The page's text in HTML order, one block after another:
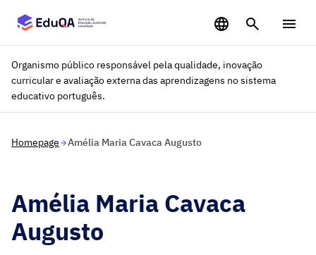
Organismo público responsável pela qualidade, inovação
curricular e avaliação externa das aprendizagens no sistema
educativo português.
Homepage Amélia Maria Cavaca Augusto
Amélia Maria Cavaca
Augusto